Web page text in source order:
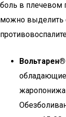
боль в плечевом
можно выделить